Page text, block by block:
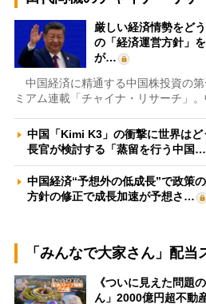
厳しい経済情勢をど
の「経済運営方針」
が…
中国経済に精通する中国株投資の
ミアム連載「チャイナ・リサーチ」
中国「Kimi K3」の衝撃に世界は
長官が検討する「蒸留を行う中国…
中国経済“予想外の低成長”で政策
方針の修正で成長加速が予想さ…
「みんなで大家さん」配
《ついに見えた問題
ん」2000億円超不動